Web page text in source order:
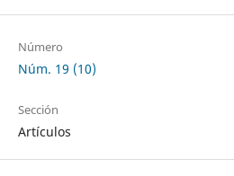
Número
Núm. 19 (10)
Sección
Artículos